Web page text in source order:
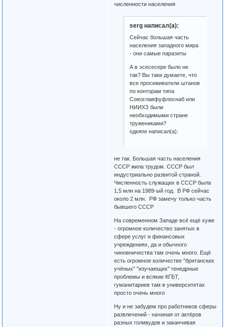
численности населения
serg написал(а):
Сейчас большая часть
населения западного мира
- они самые паразиты
А в эсесесере было не
так? Вы таки думаете, что
все просиживатели штанов
по конторам типа
Союзглавфуфлоснаб или
НИИХЗ были
необходимыми стране
тружениками?
одкяпе написал(а):
не так. Большая часть населения
СССР жила трудом. СССР был
индустриально развитой страной.
Численность служащих в СССР была
1,5 млн на 1989-ый год. В РФ сейчас
около 2 млн. РФ замечу только часть
бывшего СССР
На современном Западе всё ещё хуже
- огромное количество занятых в
сфере услуг и финансовых
учреждениях, да и обычного
чиновничества там очень много. Ещё
есть огромное количестве "британских
учёных" "изучающих" генедрные
проблемы и всякие КГБТ,
гуманитариев там в университетах
просто очень много
Ну и не забудем про работников сферы
развлечений - начиная от актёров
разных голивудов и заканчивая